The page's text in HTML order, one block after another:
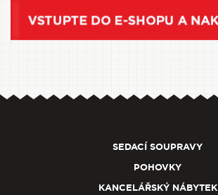
SEDACÍ SOUPRAVY
POHOVKY
KANCELÁŘSKÝ NÁBYTEK